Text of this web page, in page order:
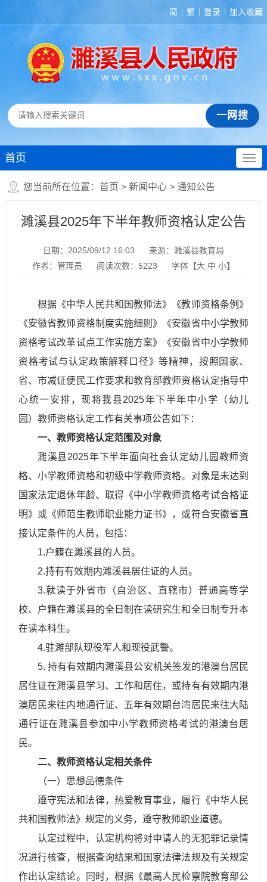
简 繁 登录 加入收藏
首页
您当前所在位置： 首页 > 新闻中心 > 通知公告
濉溪县2025年下半年教师资格认定公告
日期：2025/09/12 16:03
来源：濉溪县教育局
作者：管理员
阅读次数： 5223 字体【大 中 小】
根据《中华人民共和国教师法》《教师资格条例》
《安徽省教师资格制度实施细则》《安徽省中小学教师
资格考试改革试点工作实施方案》《安徽省中小学教师
资格考试与认定政策解释口径》等精神，按照国家、
省、市减证便民工作要求和教育部教师资格认定指导中
心统一安排，现将我县2025年下半年中小学（幼儿
园）教师资格认定工作有关事项公告如下：
一、教师资格认定范围及对象
濉溪县2025年下半年面向社会认定幼儿园教师资
格、小学教师资格和初级中学教师资格。对象是未达到
国家法定退休年龄、取得《中小学教师资格考试合格证
明》或《师范生教师职业能力证书》，或符合安徽省直
接认定条件的人员，包括：
1.户籍在濉溪县的人员。
2.持有有效期内濉溪县居住证的人员。
3.就读于外省市（自治区、直辖市）普通高等学
校、户籍在濉溪县的全日制在读研究生和全日制专升本
在读本科生。
4.驻濉部队现役军人和现役武警。
5. 持有有效期内濉溪县公安机关签发的港澳台居民
居住证在濉溪县学习、工作和居住，或持有有效期内港
澳居民来往内地通行证、五年有效期台湾居民来往大陆
通行证在濉溪县参加中小学教师资格考试的港澳台居
民。
二、教师资格认定相关条件
（一）思想品德条件
遵守宪法和法律，热爱教育事业，履行《中华人民
共和国教师法》规定的义务，遵守教师职业道德。
认定过程中，认定机构将对申请人的无犯罪记录情
况进行核查，根据查询结果和国家法律法规及有关规定
作出认定结论。同时，根据《最高人民检察院教育部公